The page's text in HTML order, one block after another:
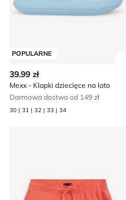
POPULARNE
39.99 zł
Mexx - Klapki dziecięce na lato
Darmowa dostwa od 149 zł
30 | 31 | 32 | 33 | 34